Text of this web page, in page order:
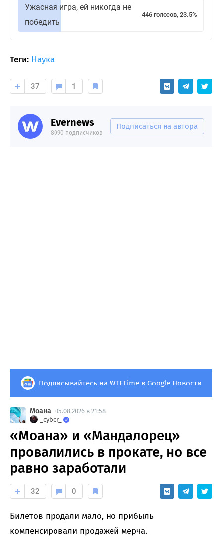
Ужасная игра, ей никогда не
победить
446 голосов, 23.5%
Теги: Наука
37 1
Evernews
8090 подписчиков
Подписаться на автора
Подписывайтесь на WTFTime в Google.Новости
Моана 05.08.2026 в 21:58
_cyber_
«Моана» и «Мандалорец»
провалились в прокате, но все
равно заработали
32 0
Билетов продали мало, но прибыль
компенсировали продажей мерча.